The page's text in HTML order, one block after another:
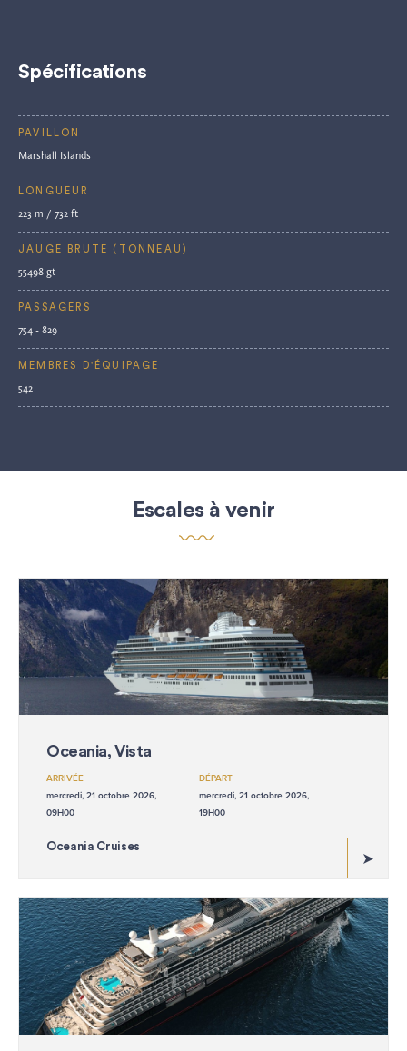
Spécifications
PAVILLON
Marshall Islands
LONGUEUR
223 m / 732 ft
JAUGE BRUTE (TONNEAU)
55498 gt
PASSAGERS
754 - 829
MEMBRES D'ÉQUIPAGE
542
Escales à venir
Oceania, Vista
ARRIVÉE
mercredi, 21 octobre 2026,
09H00
DÉPART
mercredi, 21 octobre 2026,
19H00
Oceania Cruises